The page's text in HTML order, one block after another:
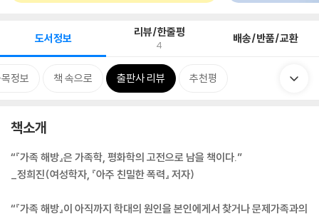
도서정보 리뷰/한줄평
4 배송/반품/교환
정보 책 속으로 출판사 리뷰 추천평
책소개
“『가족 해방』은 가족학, 평화학의 고전으로 남을 책이다.”
_정희진(여성학자, 『아주 친밀한 폭력』 저자)
“『가족 해방』이 아직까지 학대의 원인을 본인에게서 찾거나 문제가족과의